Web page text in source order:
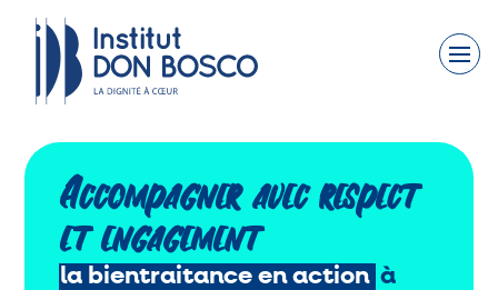
Nous connaître
Nos engagements
Nos actions
Accompagner avec respect
et engagement
la bientraitance en action à